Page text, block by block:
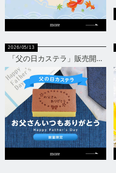
more
2026/05/13
「父の日カステラ」販売開...
more